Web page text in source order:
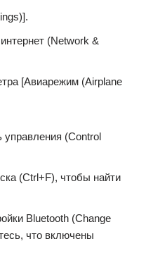
(Network &
[Авиарежим (Airplane
(Control
(Ctrl+F), чтобы найти
Bluetooth (Change
что включены